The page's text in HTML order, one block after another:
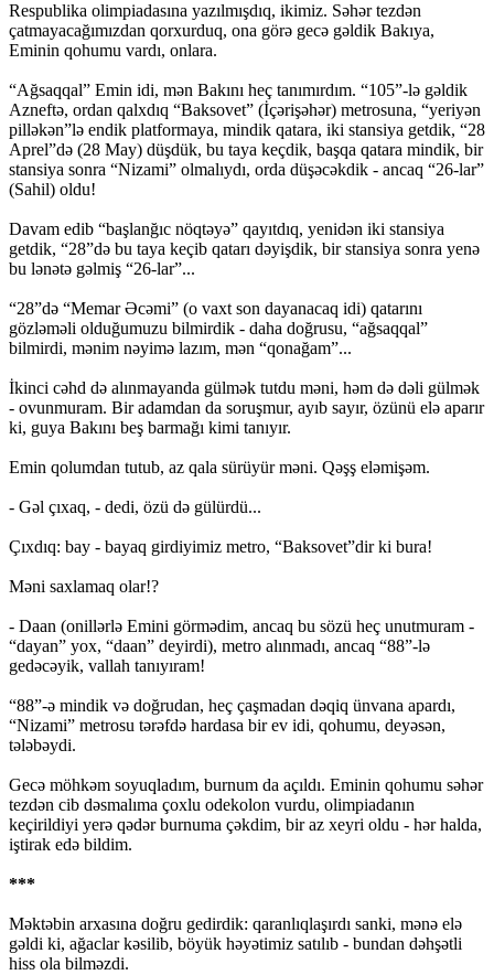
Respublika olimpiadasına yazılmışdıq, ikimiz. Səhər tezdən
çatmayacağımızdan qorxurduq, ona görə gecə gəldik Bakıya,
Eminin qohumu vardı, onlara.
“Ağsaqqal” Emin idi, mən Bakını heç tanımırdım. “105”-lə gəldik
Azneftə, ordan qalxdıq “Baksovet” (İçərişəhər) metrosuna, “yeriyən
pilləkən”lə endik platformaya, mindik qatara, iki stansiya getdik, “28
Aprel”də (28 May) düşdük, bu taya keçdik, başqa qatara mindik, bir
stansiya sonra “Nizami” olmalıydı, orda düşəcəkdik - ancaq “26-lar”
(Sahil) oldu!
Davam edib “başlanğıc nöqtəyə” qayıtdıq, yenidən iki stansiya
getdik, “28”də bu taya keçib qatarı dəyişdik, bir stansiya sonra yenə
bu lənətə gəlmiş “26-lar”...
“28”də “Memar Əcəmi” (o vaxt son dayanacaq idi) qatarını
gözləməli olduğumuzu bilmirdik - daha doğrusu, “ağsaqqal”
bilmirdi, mənim nəyimə lazım, mən “qonağam”...
İkinci cəhd də alınmayanda gülmək tutdu məni, həm də dəli gülmək
- ovunmuram. Bir adamdan da soruşmur, ayıb sayır, özünü elə aparır
ki, guya Bakını beş barmağı kimi tanıyır.
Emin qolumdan tutub, az qala sürüyür məni. Qəşş eləmişəm.
- Gəl çıxaq, - dedi, özü də gülürdü...
Çıxdıq: bay - bayaq girdiyimiz metro, “Baksovet”dir ki bura!
Məni saxlamaq olar!?
- Daan (onillərlə Emini görmədim, ancaq bu sözü heç unutmuram -
“dayan” yox, “daan” deyirdi), metro alınmadı, ancaq “88”-lə
gedəcəyik, vallah tanıyıram!
“88”-ə mindik və doğrudan, heç çaşmadan dəqiq ünvana apardı,
“Nizami” metrosu tərəfdə hardasa bir ev idi, qohumu, deyəsən,
tələbəydi.
Gecə möhkəm soyuqladım, burnum da açıldı. Eminin qohumu səhər
tezdən cib dəsmalıma çoxlu odekolon vurdu, olimpiadanın
keçirildiyi yerə qədər burnuma çəkdim, bir az xeyri oldu - hər halda,
iştirak edə bildim.
***
Məktəbin arxasına doğru gedirdik: qaranlıqlaşırdı sanki, mənə elə
gəldi ki, ağaclar kəsilib, böyük həyətimiz satılıb - bundan dəhşətli
hiss ola bilməzdi.